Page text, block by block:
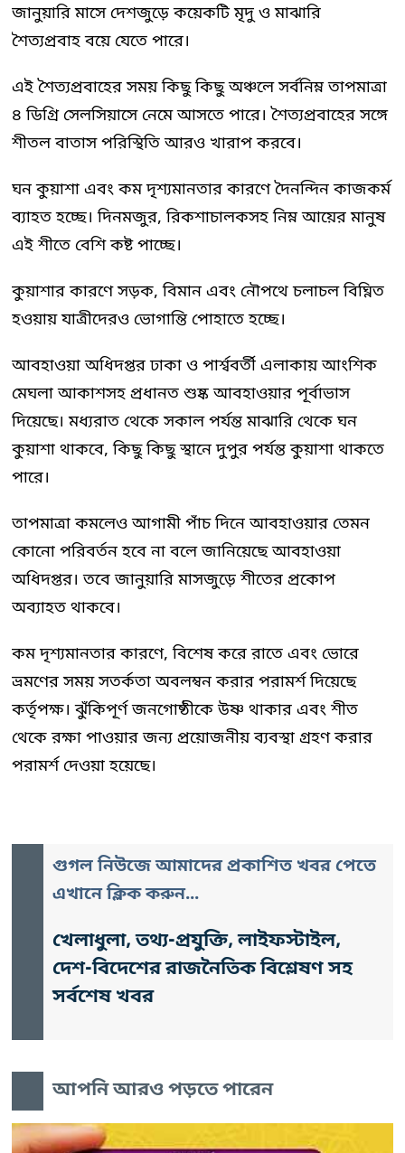
জানুয়ারি মাসে দেশজুড়ে কয়েকটি মৃদু ও মাঝারি
শৈত্যপ্রবাহ বয়ে যেতে পারে।
এই শৈত্যপ্রবাহের সময় কিছু কিছু অঞ্চলে সর্বনিম্ন তাপমাত্রা
৪ ডিগ্রি সেলসিয়াসে নেমে আসতে পারে। শৈত্যপ্রবাহের সঙ্গে
শীতল বাতাস পরিস্থিতি আরও খারাপ করবে।
ঘন কুয়াশা এবং কম দৃশ্যমানতার কারণে দৈনন্দিন কাজকর্ম
ব্যাহত হচ্ছে। দিনমজুর, রিকশাচালকসহ নিম্ন আয়ের মানুষ
এই শীতে বেশি কষ্ট পাচ্ছে।
কুয়াশার কারণে সড়ক, বিমান এবং নৌপথে চলাচল বিঘ্নিত
হওয়ায় যাত্রীদেরও ভোগান্তি পোহাতে হচ্ছে।
আবহাওয়া অধিদপ্তর ঢাকা ও পার্শ্ববর্তী এলাকায় আংশিক
মেঘলা আকাশসহ প্রধানত শুষ্ক আবহাওয়ার পূর্বাভাস
দিয়েছে। মধ্যরাত থেকে সকাল পর্যন্ত মাঝারি থেকে ঘন
কুয়াশা থাকবে, কিছু কিছু স্থানে দুপুর পর্যন্ত কুয়াশা থাকতে
পারে।
তাপমাত্রা কমলেও আগামী পাঁচ দিনে আবহাওয়ার তেমন
কোনো পরিবর্তন হবে না বলে জানিয়েছে আবহাওয়া
অধিদপ্তর। তবে জানুয়ারি মাসজুড়ে শীতের প্রকোপ
অব্যাহত থাকবে।
কম দৃশ্যমানতার কারণে, বিশেষ করে রাতে এবং ভোরে
ভ্রমণের সময় সতর্কতা অবলম্বন করার পরামর্শ দিয়েছে
কর্তৃপক্ষ। ঝুঁকিপূর্ণ জনগোষ্ঠীকে উষ্ণ থাকার এবং শীত
থেকে রক্ষা পাওয়ার জন্য প্রয়োজনীয় ব্যবস্থা গ্রহণ করার
পরামর্শ দেওয়া হয়েছে।
গুগল নিউজে আমাদের প্রকাশিত খবর পেতে
এখানে ক্লিক করুন...
খেলাধুলা, তথ্য-প্রযুক্তি, লাইফস্টাইল,
দেশ-বিদেশের রাজনৈতিক বিশ্লেষণ সহ
সর্বশেষ খবর
আপনি আরও পড়তে পারেন